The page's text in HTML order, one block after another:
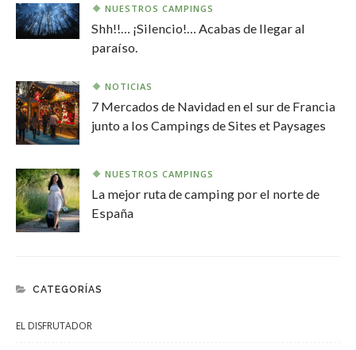
NUESTROS CAMPINGS
Shh!!… ¡Silencio!… Acabas de llegar al
paraíso.
NOTICIAS
7 Mercados de Navidad en el sur de Francia
junto a los Campings de Sites et Paysages
NUESTROS CAMPINGS
La mejor ruta de camping por el norte de
España
CATEGORÍAS
EL DISFRUTADOR